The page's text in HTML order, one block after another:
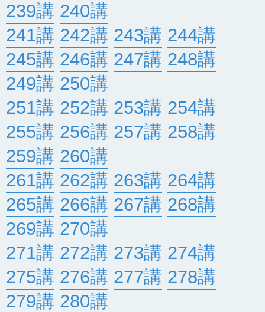
239講 240講
241講 242講 243講 244講
245講 246講 247講 248講
249講 250講
251講 252講 253講 254講
255講 256講 257講 258講
259講 260講
261講 262講 263講 264講
265講 266講 267講 268講
269講 270講
271講 272講 273講 274講
275講 276講 277講 278講
279講 280講